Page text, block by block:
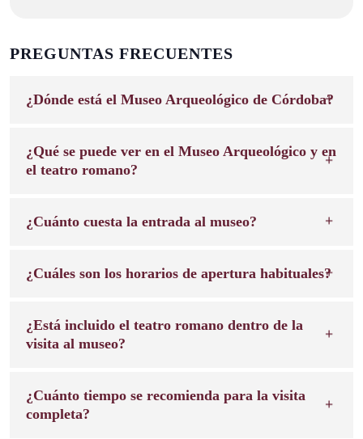
PREGUNTAS FRECUENTES
¿Dónde está el Museo Arqueológico de Córdoba?
¿Qué se puede ver en el Museo Arqueológico y en
el teatro romano?
¿Cuánto cuesta la entrada al museo?
¿Cuáles son los horarios de apertura habituales?
¿Está incluido el teatro romano dentro de la
visita al museo?
¿Cuánto tiempo se recomienda para la visita
completa?